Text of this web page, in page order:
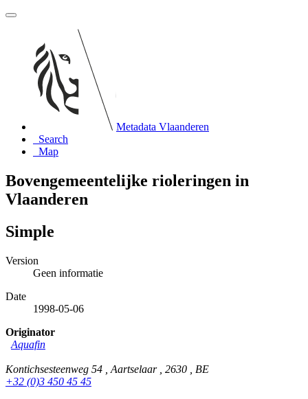
Metadata Vlaanderen
Search
Map
Bovengemeentelijke rioleringen in
Vlaanderen
Simple
Version
Geen informatie
Date
1998-05-06
Originator
Aquafin
Kontichsesteenweg 54 , Aartselaar , 2630 , BE
+32 (0)3 450 45 45